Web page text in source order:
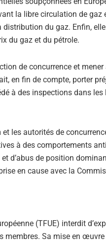
la libre circulation de gaz
du gaz. Enfin,
du gaz et du pétrole.
de concurrence et
en fin de compte, porter
à des inspections dans
les autorités de
à des comportements
d’abus de position
en cause avec la
(TFUE) interdit
membres. Sa mise en